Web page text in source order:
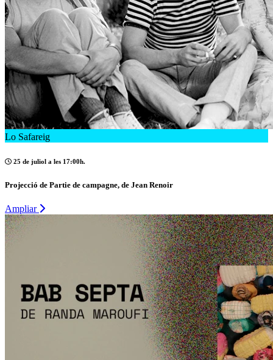
Lo Safareig
25 de juliol a les 17:00h.
Projecció de Partie de campagne, de Jean Renoir
Ampliar